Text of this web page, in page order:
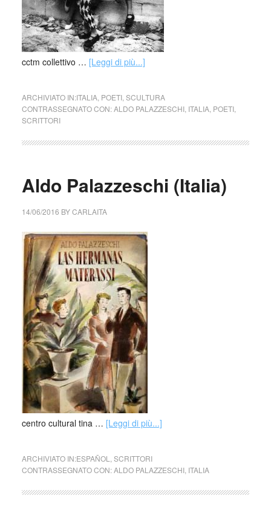
cctm collettivo … [Leggi di più...]
ARCHIVIATO IN:ITALIA, POETI, SCULTURA
CONTRASSEGNATO CON:ALDO PALAZZESCHI, ITALIA, POETI,
SCRITTORI
Aldo Palazzeschi (Italia)
14/06/2016 BYCARLAITA
centro cultural tina … [Leggi di più...]
ARCHIVIATO IN:ESPAÑOL
SCRITTORI
CONTRASSEGNATO CON:ALDO PALAZZESCHI, ITALIA